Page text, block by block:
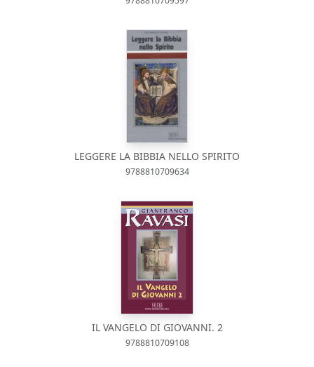
LEGGERE LA BIBBIA NELLO SPIRITO
9788810709634
IL VANGELO DI GIOVANNI. 2
9788810709108